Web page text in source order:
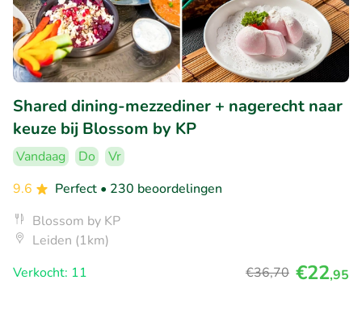
Shared dining-mezzediner + nagerecht naar
keuze bij Blossom by KP
Vandaag Do
Vr
9.6
Perfect • 230 beoordelingen
Blossom by KP
Leiden (1km)
Verkocht: 11
€36,70 €22,95